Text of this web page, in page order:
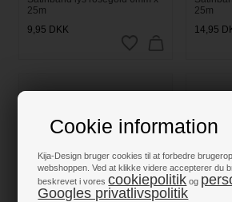
Cookie information
Kija-Design bruger cookies til at forbedre
webshoppen. Ved at klikke videre accepterer du
beskrevet i vorescookiepolitik og
Googles privatlivspolitik
25m
9,95 DKK
25m
14,95